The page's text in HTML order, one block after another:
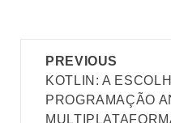
Post
navigation
PREVIOUS
KOTLIN: A
PROGRAMAÇÃO